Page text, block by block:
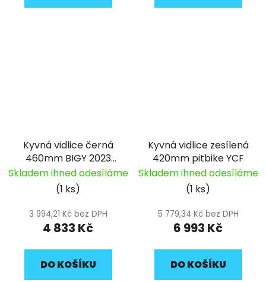
Kyvná vidlice černá
460mm BIGY 2023
pitbike YCF
Skladem ihned odesíláme
(1 ks)
3 994,21 Kč bez DPH
4 833 Kč
DO KOŠÍKU
Kyvná vidlice zesílená
420mm pitbike YCF
Skladem ihned odesíláme
(1 ks)
5 779,34 Kč bez DPH
6 993 Kč
DO KOŠÍKU